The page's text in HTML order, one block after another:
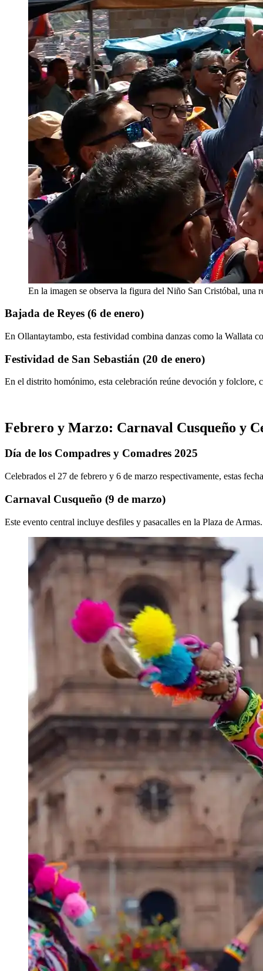
En la imagen se observa la figura del Niño San Cristóbal, una
Bajada de Reyes (6 de enero)
En Ollantaytambo, esta festividad combina danzas como la Wallata
Festividad de San Sebastián (20 de enero)
En el distrito homónimo, esta celebración reúne devoción y folclore,
Febrero y Marzo: Carnaval Cusqueño y
Día de los Compadres y Comadres 2025
Celebrados el 27 de febrero y 6 de marzo respectivamente, estas
Carnaval Cusqueño (9 de marzo)
Este evento central incluye desfiles y pasacalles en la Plaza de